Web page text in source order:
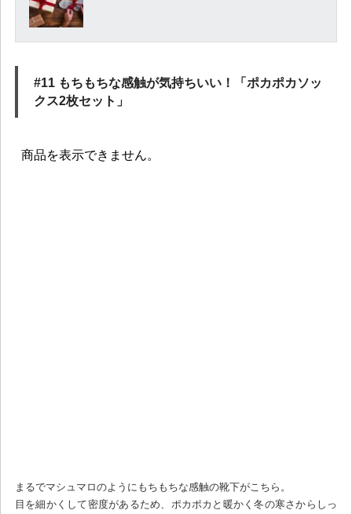
#11 もちもちな感触が気持ちいい！「ポカポカソッ
クス2枚セット」
まるでマシュマロのようにもちもちな感触の靴下がこちら。
目を細かくして密度があるため、ポカポカと暖かく冬の寒さからしっ